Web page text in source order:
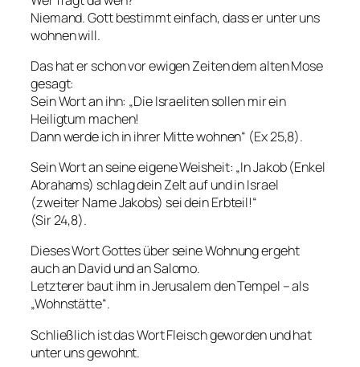
Niemand. Gott bestimmt einfach, dass er unter uns
wohnen will.
Das hat er schon vor ewigen Zeiten dem alten Mose
gesagt:
Sein Wort an ihn: „Die Israeliten sollen mir ein
Heiligtum machen!
Dann werde ich in ihrer Mitte wohnen“ (Ex 25,8).
Sein Wort an seine eigene Weisheit: „In Jakob (Enkel
Abrahams) schlag dein Zelt auf und in Israel
(zweiter Name Jakobs) sei dein Erbteil!“
(Sir 24,8).
Dieses Wort Gottes über seine Wohnung ergeht
auch an David und an Salomo.
Letzterer baut ihm in Jerusalem den Tempel – als
„Wohnstätte“.
Schließlich ist das Wort Fleisch geworden und hat
unter uns gewohnt.